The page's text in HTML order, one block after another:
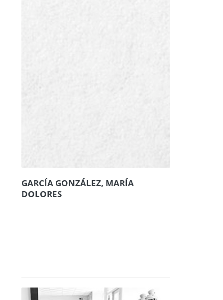
GARCÍA GONZÁLEZ, MARÍA
DOLORES